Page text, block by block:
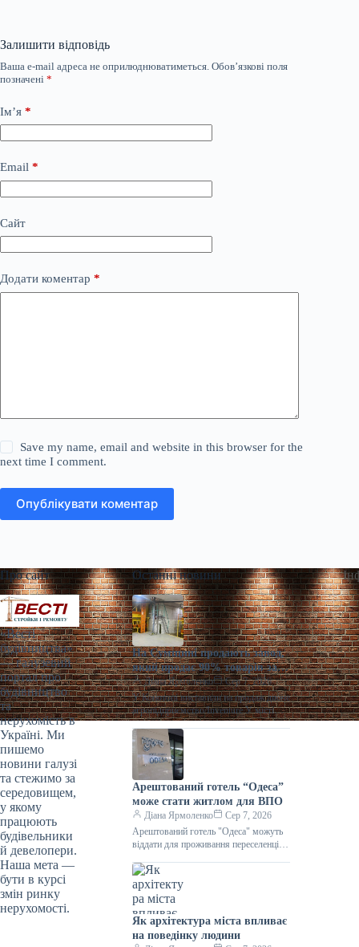
Залишити відповідь
Ваша e-mail адреса не оприлюднюватиметься. Обов’язкові поля
позначені *
Ім’я *
Email *
Сайт
Додати коментар *
Save my name, email and website in this browser for the
next time I comment.
Опублікувати коментар
Про сайт
«Весті
будівництва»
— галузевий
портал про
будівництво
та
нерухомість в
Україні. Ми
пишемо
новини галузі
та стежимо за
середовищем,
у якому
працюють
будівельники
й девелопери.
Наша мета —
бути в курсі
змін ринку
нерухомості.
Останні новини
На Сумщині продають завод,
який продає 90% товарів за
кордон
Діана Ярмоленко
Сер 7, 2026
У Конотопі виставили на продаж діюче
агропідприємство/Inventure У місті
Конотоп Сумської області виставили
на продаж 100% корпоративних прав
діючого агропереробного
Арештований готель “Одеса”
може стати житлом для ВПО
Діана Ярмоленко
Сер 7, 2026
Арештований готель "Одеса" можуть
віддати для проживання переселенців /
може стати першим арештованим
об’єктом нерухомості,
Як архітектура міста впливає
на поведінку людини